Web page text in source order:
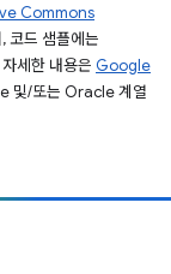
Commons
코드 샘플에는
세한 내용은 Google
및/또는 Oracle 계열